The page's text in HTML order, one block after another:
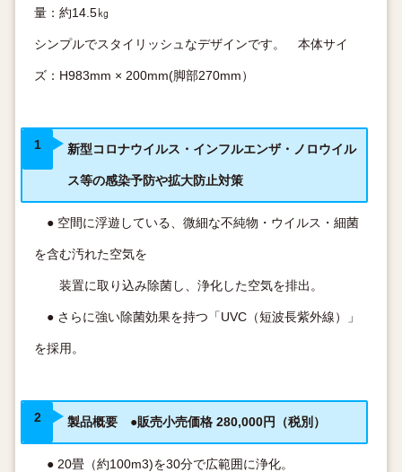
量：約14.5㎏
シンプルでスタイリッシュなデザインです。 本体サイ
ズ：H983mm × 200mm(脚部270mm）
新型コロナウイルス・インフルエンザ・ノロウイル
ス等の感染予防や拡大防止対策
● 空間に浮遊している、微細な不純物・ウイルス・細菌
を含む汚れた空気を
装置に取り込み除菌し、浄化した空気を排出。
● さらに強い除菌効果を持つ「UVC（短波長紫外線）」
を採用。
製品概要 ●販売小売価格 280,000円（税別）
● 20畳（約100m3)を30分で広範囲に浄化。